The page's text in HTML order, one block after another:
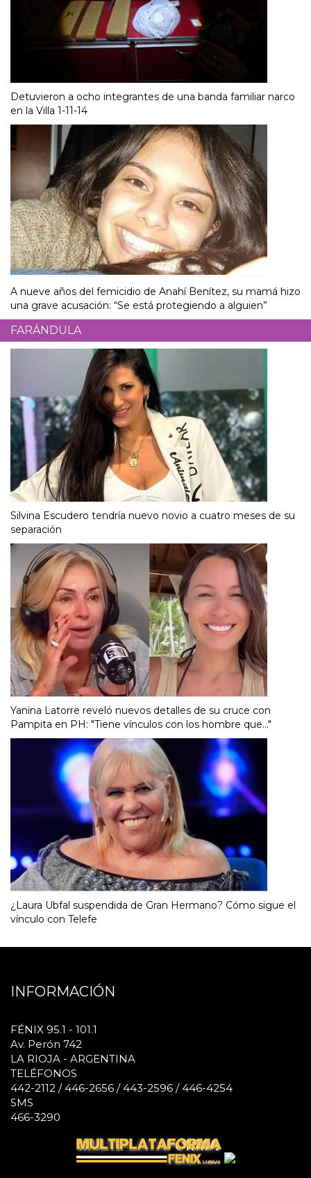
Detuvieron a ocho integrantes de una banda familiar narco
en la Villa 1-11-14
A nueve años del femicidio de Anahí Benítez, su mamá hizo
una grave acusación: “Se está protegiendo a alguien”
FARÁNDULA
Silvina Escudero tendría nuevo novio a cuatro meses de su
separación
Yanina Latorre reveló nuevos detalles de su cruce con
Pampita en PH: "Tiene vínculos con los hombre que..."
¿Laura Ubfal suspendida de Gran Hermano? Cómo sigue el
vínculo con Telefe
INFORMACIÓN
FÉNIX 95.1 - 101.1
Av. Perón 742
LA RIOJA - ARGENTINA
TELÉFONOS
442-2112 / 446-2656 / 443-2596 / 446-4254
SMS
466-3290